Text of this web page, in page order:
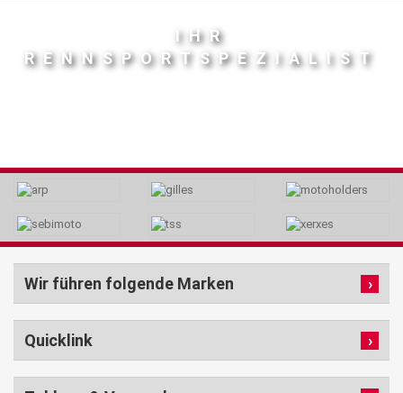
IHR
RENNSPORTSPEZIALIST
Wir führen folgende Marken
Quicklink